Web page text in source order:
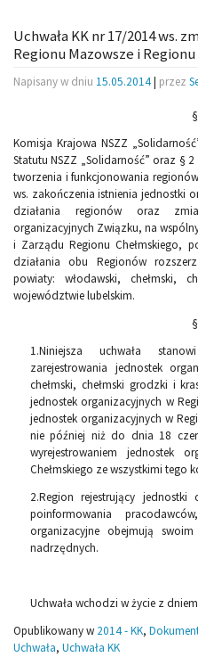
Uchwała KK nr 17/2014 ws.
Regionu Mazowsze i
Napisany w dniu 15.05.2014| przez
Komisja Krajowa NSZZ
Statutu NSZZ „Solidarność” oraz § 2
tworzenia i funkcjonowania
ws. zakończenia istnienia jednostki
działania regionów oraz
organizacyjnych Związku, na
i Zarządu Regionu Chełmskiego,
działania obu Regionów
powiaty: włodawski, chełmski,
województwie lubelskim.
1.Niniejsza uchwała
zarejestrowania jednostek
chełmski, chełmski grodzki i
jednostek organizacyjnych w
jednostek organizacyjnych w
nie później niż do dnia 18
wyrejestrowaniem jednostek
Chełmskiego ze wszystkimi tego
2.Region rejestrujący
poinformowania
organizacyjne obejmują
nadrzędnych.
Uchwała wchodzi w życie z
Opublikowany w 2014 - KK,
Uchwała, Uchwała KK